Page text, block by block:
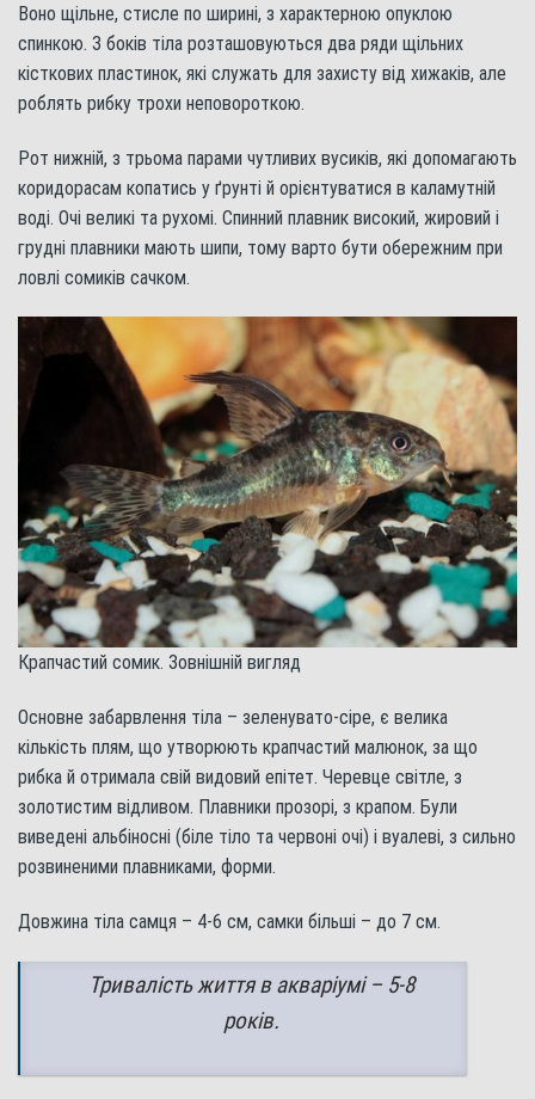
Воно щільне, стисле по ширині, з характерною опуклою
спинкою. З боків тіла розташовуються два ряди щільних
кісткових пластинок, які служать для захисту від хижаків, але
роблять рибку трохи неповороткою.
Рот нижній, з трьома парами чутливих вусиків, які допомагають
коридорасам копатись у ґрунті й орієнтуватися в каламутній
воді. Очі великі та рухомі. Спинний плавник високий, жировий і
грудні плавники мають шипи, тому варто бути обережним при
ловлі сомиків сачком.
Крапчастий сомик. Зовнішній вигляд
Основне забарвлення тіла – зеленувато-сіре, є велика
кількість плям, що утворюють крапчастий малюнок, за що
рибка й отримала свій видовий епітет. Черевце світле, з
золотистим відливом. Плавники прозорі, з крапом. Були
виведені альбіносні (біле тіло та червоні очі) і вуалеві, з сильно
розвиненими плавниками, форми.
Довжина тіла самця – 4-6 см, самки більші – до 7 см.
Тривалість життя в акваріумі – 5-8
років.